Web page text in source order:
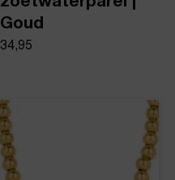
Goud
34,95